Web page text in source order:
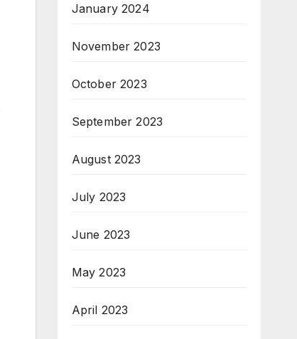
January 2024
November 2023
October 2023
September 2023
August 2023
July 2023
June 2023
May 2023
April 2023